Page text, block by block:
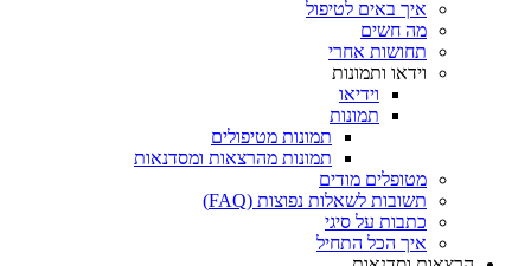
איך באים לטיפול
מה חשים
תחושות אחרי
וידאו ותמונות
וידיאו
תמונות
תמונות מטיפולים
תמונות מהרצאות ומסדנאות
מטופלים מודים
תשובות לשאלות נפוצות (FAQ)
כתבות על סיגי
איך הכל התחיל